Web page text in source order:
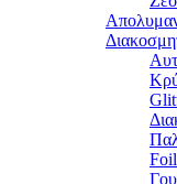
Foil